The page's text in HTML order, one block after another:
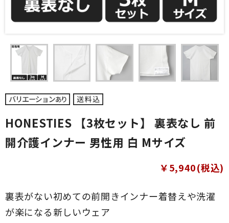
HONESTIES 【3枚セット】 裏表なし 前
開介護インナー 男性用 白 Mサイズ
裏表がない初めての前開きインナー着替えや洗濯
が楽になる新しいウェア
￥5,940(税込)